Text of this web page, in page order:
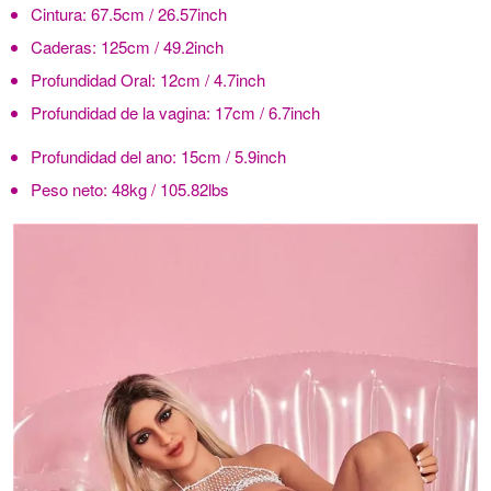
Cintura: 67.5cm / 26.57inch
Caderas: 125cm / 49.2inch
Profundidad Oral: 12cm / 4.7inch
Profundidad de la vagina: 17cm / 6.7inch
Profundidad del ano: 15cm / 5.9inch
Peso neto: 48kg / 105.82lbs